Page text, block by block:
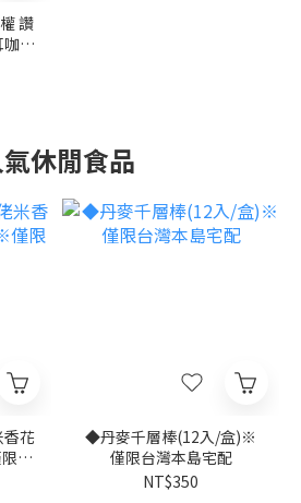
讚
啡
休閒食品
花
台
◆丹麥千層棒(12入/盒)※
僅限台灣本島宅配
NT$350